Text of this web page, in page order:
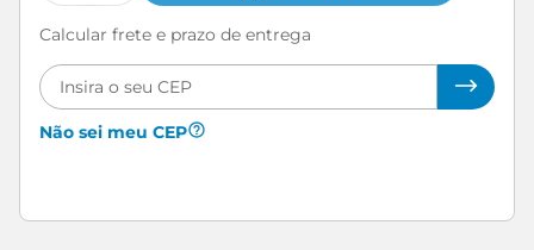
Calcular frete e prazo de entrega
Não sei meu CEP